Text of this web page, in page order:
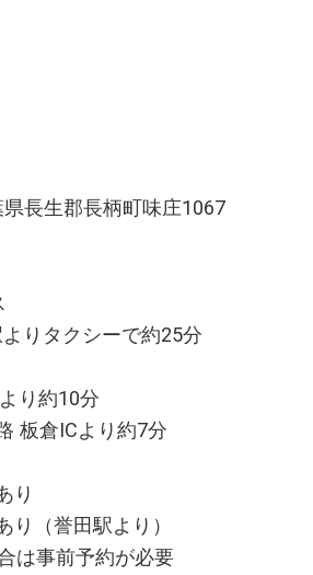
長生郡長柄町味庄1067
りタクシーで約25分
り約10分
板倉ICより約7分
り
（誉田駅より）
は事前予約が必要